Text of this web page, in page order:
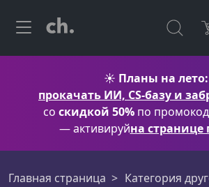
☀️ Планы на лето:
прокачать ИИ, CS-базу и
со скидкой 50% по
— активируйна странице
Главная страница
Категория